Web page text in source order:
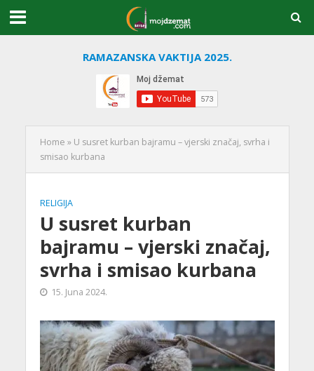
RAMAZANSKA VAKTIJA 2025.
Home » U susret kurban bajramu – vjerski značaj, svrha i
smisao kurbana
RELIGIJA
U susret kurban
bajramu – vjerski značaj,
svrha i smisao kurbana
15. Juna 2024.